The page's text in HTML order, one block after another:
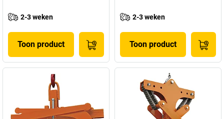
2-3 weken
Toon product
2-3 weken
Toon product